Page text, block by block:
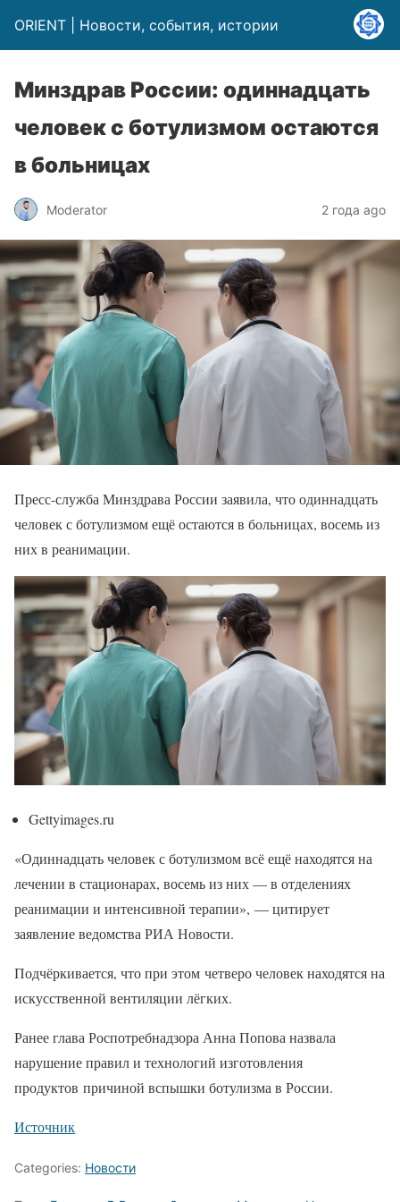
ORIENT | Новости, события, истории
Минздрав России: одиннадцать
человек с ботулизмом остаются
в больницах
Moderator 2 года ago
Пресс-служба Минздрава России заявила, что одиннадцать
человек с ботулизмом ещё остаются в больницах, восемь из
них в реанимации.
Gettyimages.ru
«Одиннадцать человек с ботулизмом всё ещё находятся на
лечении в стационарах, восемь из них — в отделениях
реанимации и интенсивной терапии», — цитирует
заявление ведомства РИА Новости.
Подчёркивается, что при этом четверо человек находятся на
искусственной вентиляции лёгких.
Ранее глава Роспотребнадзора Анна Попова назвала
нарушение правил и технологий изготовления
продуктов причиной вспышки ботулизма в России.
Источник
Categories: Новости